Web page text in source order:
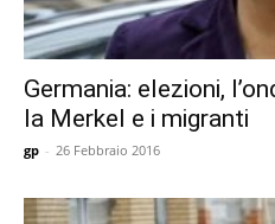
Germania: elezioni,
la Merkel e i migranti
gp - 26 Febbraio 2016